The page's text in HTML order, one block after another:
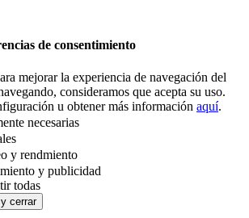
de consentimiento
mejorar la experiencia de navegación del
consideramos que acepta su uso.
u obtener más información aquí.
necesarias
y rendmiento
y publicidad
todas
cerrar